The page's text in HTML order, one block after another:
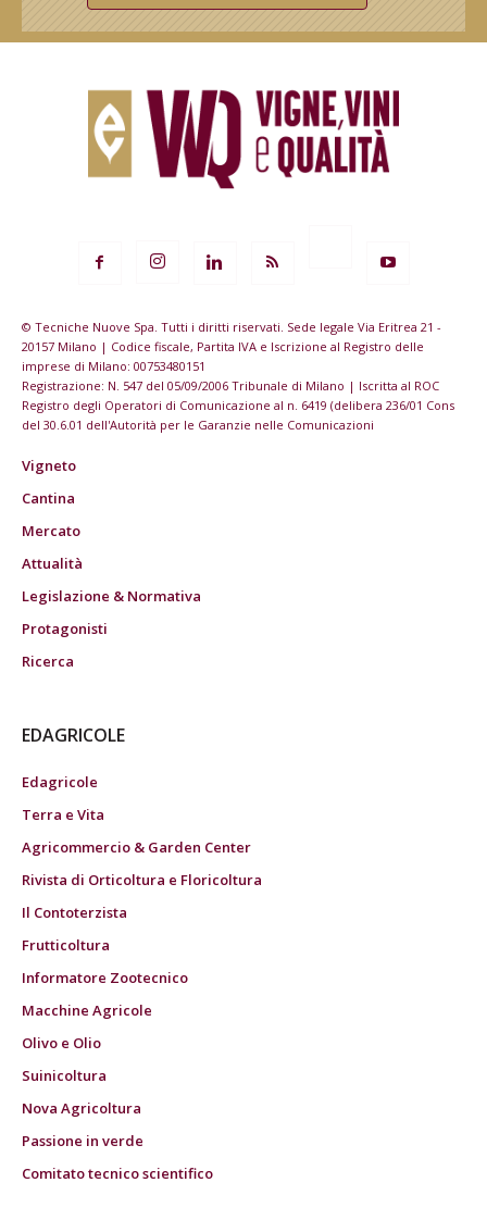
© Tecniche Nuove Spa. Tutti i diritti riservati. Sede legale Via Eritrea 21 -
20157 Milano | Codice fiscale, Partita IVA e Iscrizione al Registro delle
imprese di Milano: 00753480151
Registrazione: N. 547 del 05/09/2006 Tribunale di Milano | Iscritta al ROC
Registro degli Operatori di Comunicazione al n. 6419 (delibera 236/01 Cons
del 30.6.01 dell'Autorità per le Garanzie nelle Comunicazioni
Vigneto
Cantina
Mercato
Attualità
Legislazione & Normativa
Protagonisti
Ricerca
EDAGRICOLE
Edagricole
Terra e Vita
Agricommercio & Garden Center
Rivista di Orticoltura e Floricoltura
Il Contoterzista
Frutticoltura
Informatore Zootecnico
Macchine Agricole
Olivo e Olio
Suinicoltura
Nova Agricoltura
Passione in verde
Comitato tecnico scientifico